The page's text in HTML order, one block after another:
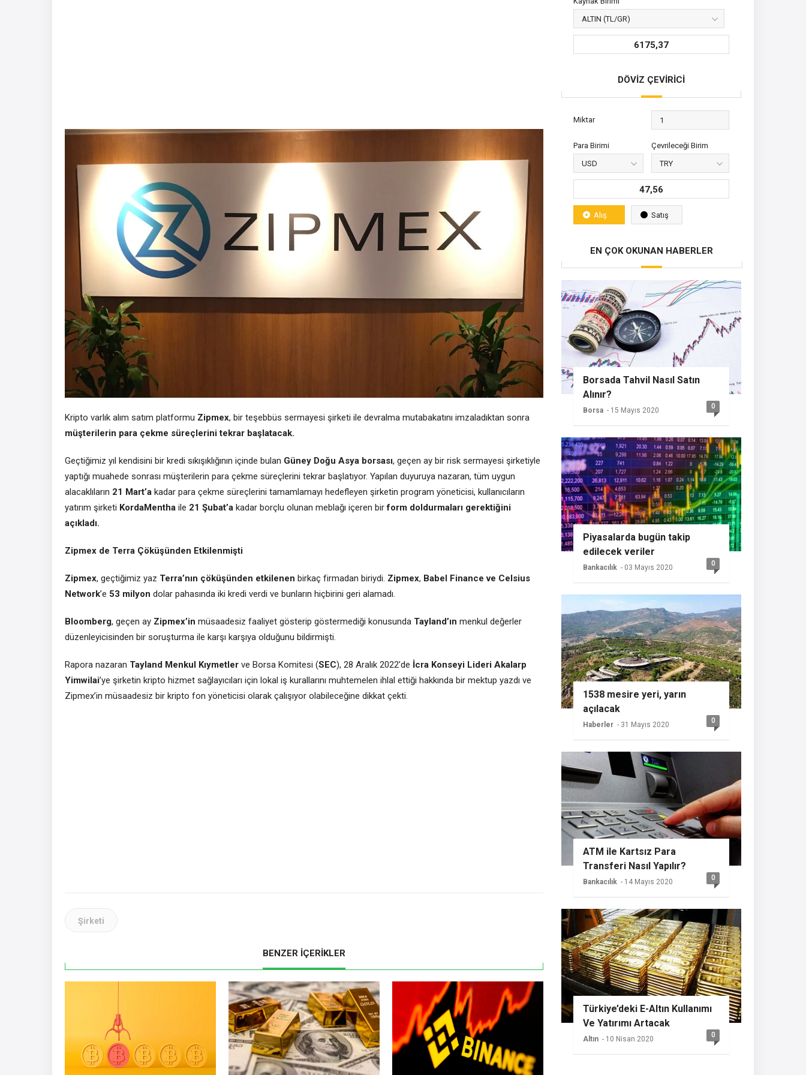
Kripto varlık alım satım platformu Zipmex, bir teşebbüs sermayesi şirketi ile devralma mutabakatını imzaladıktan sonra
müşterilerin para çekme süreçlerini tekrar başlatacak.
Geçtiğimiz yıl kendisini bir kredi sıkışıklığının içinde bulan Güney Doğu Asya borsası, geçen ay bir risk sermayesi şirketiyle
yaptığı muahede sonrası müşterilerin para çekme süreçlerini tekrar başlatıyor. Yapılan duyuruya nazaran, tüm uygun
alacaklıların 21 Mart’a kadar para çekme süreçlerini tamamlamayı hedefleyen şirketin program yöneticisi, kullanıcıların
yatırım şirketi KordaMentha ile 21 Şubat’a kadar borçlu olunan meblağı içeren birform doldurmaları gerektiğini
açıkladı.
Zipmex de Terra Çöküşünden Etkilenmişti
Zipmex, geçtiğimiz yaz Terra’nın çöküşünden etkilenen birkaç firmadan biriydi. Zipmex, Babel Finance ve Celsius
Network’e 53 milyon dolar pahasında iki kredi verdi ve bunların hiçbirini geri alamadı.
Bloomberg, geçen ay Zipmex’in müsaadesiz faaliyet gösterip göstermediği konusunda Tayland’ın menkul değerler
düzenleyicisinden bir soruşturma ile karşı karşıya olduğunu bildirmişti.
Rapora nazaran Tayland Menkul Kıymetler ve Borsa Komitesi (SEC), 28 Aralık 2022’de İcra Konseyi Lideri Akalarp
Yimwilai’ye şirketin kripto hizmet sağlayıcıları için lokal iş kurallarını muhtemelen ihlal ettiği hakkında bir mektup yazdı ve
Zipmex’in müsaadesiz bir kripto fon yöneticisi olarak çalışıyor olabileceğine dikkat çekti.
Şirketi
BENZER İÇERİKLER
6175,37
DÖVİZ ÇEVİRİCİ
Miktar
Para Birimi Çevrileceği Birim
47,56
Alış Satış
EN ÇOK OKUNAN HABERLER
Borsada Tahvil Nasıl Satın
Alınır?
Borsa - 15 Mayıs 2020 0
Piyasalarda bugün takip
edilecek veriler
Bankacılık - 03 Mayıs 2020 0
1538 mesire yeri, yarın
açılacak
Haberler - 31 Mayıs 2020 0
ATM ile Kartsız Para
Transferi Nasıl Yapılır?
Bankacılık - 14 Mayıs 2020 0
Türkiye’deki E-Altın Kullanımı
Ve Yatırımı Artacak
Altın - 10 Nisan 2020 0